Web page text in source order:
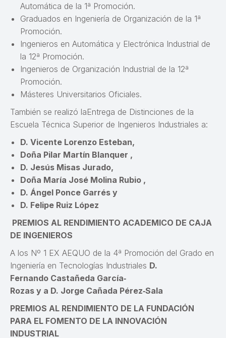
Automática de la 1ª Promoción.
Graduados en Ingeniería de Organización de la 1ª
Promoción.
Ingenieros en Automática y Electrónica Industrial de
la 12ª Promoción.
Ingenieros de Organización Industrial de la 12ª
Promoción.
Másteres Universitarios Oficiales.
También se realizó laEntrega de Distinciones de la
Escuela Técnica Superior de Ingenieros Industriales a:
D. Vicente Lorenzo Esteban,
Doña Pilar Martín Blanquer ,
D. Jesús Misas Jurado,
Doña María José Molina Rubio ,
D. Ángel Ponce Garrés y
D. Felipe Ruiz López
PREMIOS AL RENDIMIENTO ACADEMICO DE CAJA
DE INGENIEROS
A los Nº 1 EX AEQUO de la 4ª Promoción del Grado en
Ingeniería en Tecnologías Industriales D.
Fernando Castañeda García‐
Rozas y a D. Jorge Cañada Pérez‐Sala
PREMIOS AL RENDIMIENTO DE LA FUNDACIÓN
PARA EL FOMENTO DE LA INNOVACIÓN
INDUSTRIAL